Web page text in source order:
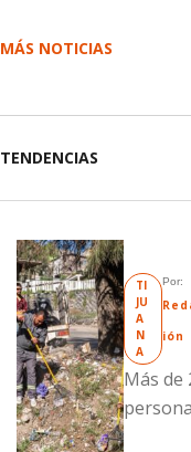
MÁS NOTICIAS
TENDENCIAS
TI
JU
A
N
A
Por:
ión
Más de